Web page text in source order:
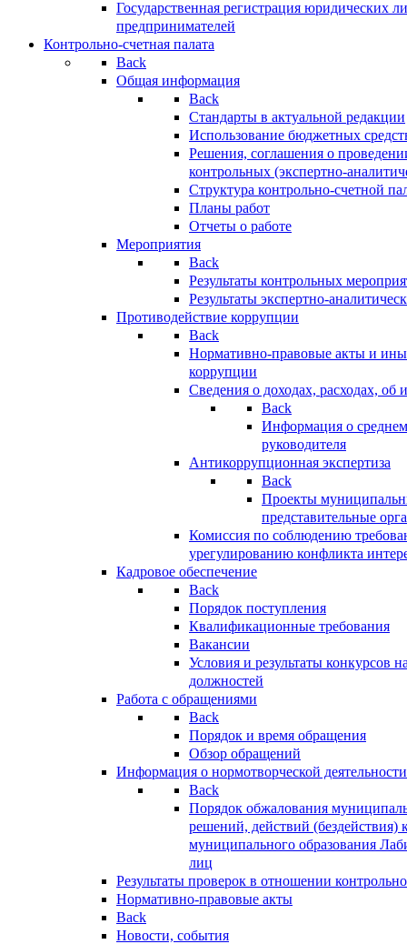
Государственная регистрация юридических
предпринимателей
Контрольно-счетная палата
Back
Общая информация
Back
Стандарты в актуальной редакции
Использование бюджетных
Решения, соглашения о
контрольных (экспертно-
Структура контрольно-счетной
Планы работ
Отчеты о работе
Мероприятия
Back
Результаты контрольных
Результаты экспертно-
Противодействие коррупции
Back
Нормативно-правовые акты и
коррупции
Сведения о доходах, расходах, об
Back
Информация о
руководителя
Антикоррупционная экспертиза
Back
Проекты
представительные
Комиссия по соблюдению
урегулированию конфликта
Кадровое обеспечение
Back
Порядок поступления
Квалификационные требования
Вакансии
Условия и результаты конкурсов
должностей
Работа с обращениями
Back
Порядок и время обращения
Обзор обращений
Информация о нормотворческой деятельности
Back
Порядок обжалования
решений, действий (бездействия)
муниципального образования
лиц
Результаты проверок в отношении
Нормативно-правовые акты
Back
Новости, события